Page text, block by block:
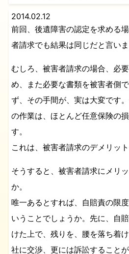
2014.02.12
前回、後遺障害の認定を求める
者請求でも結果は同じだと言いま
むしろ、被害者請求の場合、必
め、また必要な書類を被害者側
ず、その手間が、実は大変です
の作業は、ほとんど任意保険の
す。
これは、被害者請求のデメリット
そうすると、被害者請求にメリ
か。
唯一あるとすれば、自賠責の限
いうことでしょうか。先に、自
けた上で、残りを、腰を落ち着
社に交渉、更には訴訟すること